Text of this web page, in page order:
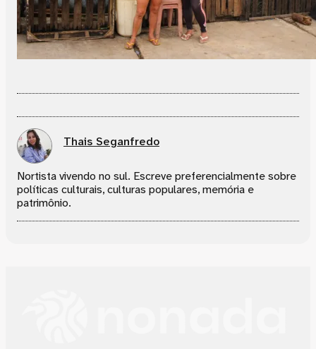
Thais Seganfredo
Nortista vivendo no sul. Escreve preferencialmente sobre
políticas culturais, culturas populares, memória e
patrimônio.